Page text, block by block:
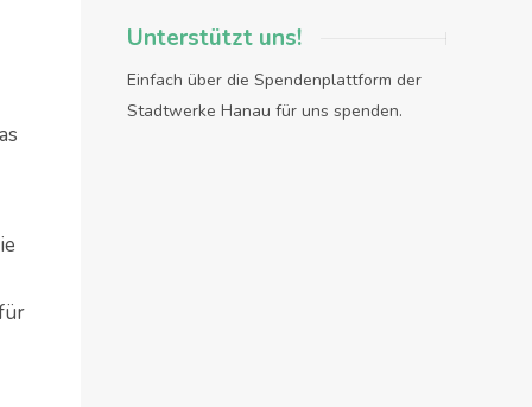
Unterstützt uns!
Einfach über die Spendenplattform der
Stadtwerke Hanau für uns spenden.